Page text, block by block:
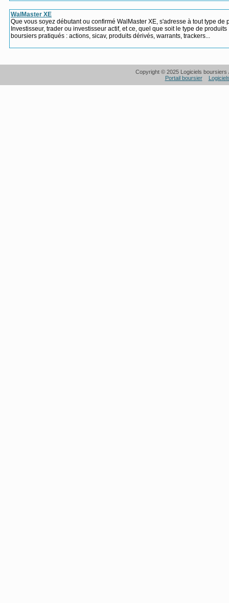
WalMaster XE
Que vous soyez débutant ou confirmé WalMaster XE, s'adresse à tout type de
Investisseur, trader ou investisseur actif, et ce, quel que soit le type de produits
boursiers pratiqués : actions, sicav, produits dérivés, warrants, trackers...
Copyright © 2025 Logiciels
Portail boursier